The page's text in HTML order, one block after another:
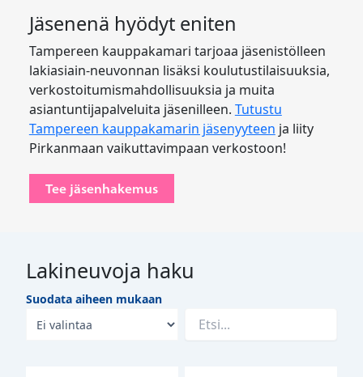
Jäsenenä hyödyt eniten
Tampereen kauppakamari tarjoaa jäsenistölleen
lakiasiain-neuvonnan lisäksi koulutustilaisuuksia,
verkostoitumismahdollisuuksia ja muita
asiantuntijapalveluita jäsenilleen. Tutustu
Tampereen kauppakamarin jäsenyyteen ja liity
Pirkanmaan vaikuttavimpaan verkostoon!
Tee jäsenhakemus
Lakineuvoja haku
Suodata aiheen mukaan